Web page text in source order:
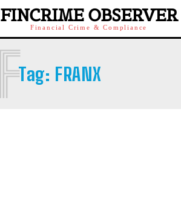
FINCRIME OBSERVER
Financial Crime & Compliance
Tag: FRANX